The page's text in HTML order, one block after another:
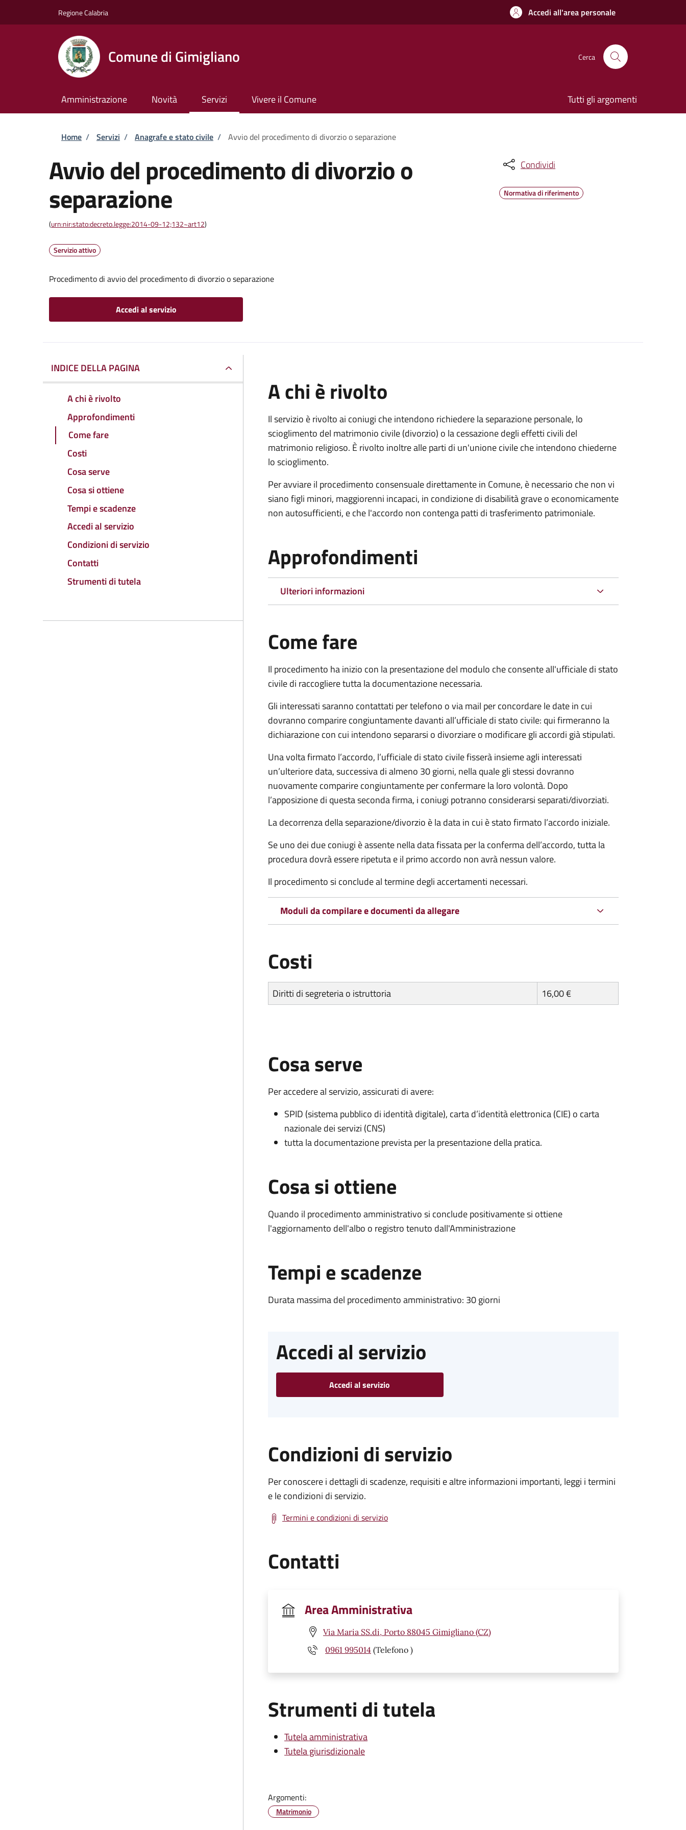
Regione Calabria Accedi all'area personale
Comune di Gimigliano Cerca
Amministrazione Novità Servizi Vivere il Comune Tutti gli argomenti
Briciole di pane
Home / Servizi / Anagrafe e stato civile / Avvio del procedimento di divorzio o separazione
Avvio del procedimento di divorzio o
separazione
(urn:nir:stato:decreto.legge:2014-09-12;132~art12)
Servizio attivo
Procedimento di avvio del procedimento di divorzio o separazione
Accedi al servizio
Condividi
Normativa di riferimento
INDICE DELLA PAGINA
A chi è rivolto
Approfondimenti
Come fare
Costi
Cosa serve
Cosa si ottiene
Tempi e scadenze
Accedi al servizio
Condizioni di servizio
Contatti
Strumenti di tutela
A chi è rivolto
Il servizio è rivolto ai coniugi che intendono richiedere la separazione personale, lo
scioglimento del matrimonio civile (divorzio) o la cessazione degli effetti civili del
matrimonio religioso. È rivolto inoltre alle parti di un'unione civile che intendono chiederne
lo scioglimento.
Per avviare il procedimento consensuale direttamente in Comune, è necessario che non vi
siano figli minori, maggiorenni incapaci, in condizione di disabilità grave o economicamente
non autosufficienti, e che l'accordo non contenga patti di trasferimento patrimoniale.
Approfondimenti
Ulteriori informazioni
Come fare
Il procedimento ha inizio con la presentazione del modulo che consente all'ufficiale di stato
civile di raccogliere tutta la documentazione necessaria.
Gli interessati saranno contattati per telefono o via mail per concordare le date in cui
dovranno comparire congiuntamente davanti all’ufficiale di stato civile: qui firmeranno la
dichiarazione con cui intendono separarsi o divorziare o modificare gli accordi già stipulati.
Una volta firmato l’accordo, l’ufficiale di stato civile fisserà insieme agli interessati
un’ulteriore data, successiva di almeno 30 giorni, nella quale gli stessi dovranno
nuovamente comparire congiuntamente per confermare la loro volontà. Dopo
l’apposizione di questa seconda firma, i coniugi potranno considerarsi separati/divorziati.
La decorrenza della separazione/divorzio è la data in cui è stato firmato l’accordo iniziale.
Se uno dei due coniugi è assente nella data fissata per la conferma dell’accordo, tutta la
procedura dovrà essere ripetuta e il primo accordo non avrà nessun valore.
Il procedimento si conclude al termine degli accertamenti necessari.
Moduli da compilare e documenti da allegare
Costi
Diritti di segreteria o istruttoria 16,00 €
Cosa serve
Per accedere al servizio, assicurati di avere:
SPID (sistema pubblico di identità digitale), carta d’identità elettronica (CIE) o carta
nazionale dei servizi (CNS)
tutta la documentazione prevista per la presentazione della pratica.
Cosa si ottiene
Quando il procedimento amministrativo si conclude positivamente si ottiene
l'aggiornamento dell'albo o registro tenuto dall'Amministrazione
Tempi e scadenze
Durata massima del procedimento amministrativo: 30 giorni
Accedi al servizio
Accedi al servizio
Condizioni di servizio
Per conoscere i dettagli di scadenze, requisiti e altre informazioni importanti, leggi i termini
e le condizioni di servizio.
Termini e condizioni di servizio
Contatti
Area Amministrativa
Via Maria SS.di, Porto 88045 Gimigliano (CZ)
0961 995014 (Telefono )
Strumenti di tutela
Tutela amministrativa
Tutela giurisdizionale
Argomenti:
Matrimonio